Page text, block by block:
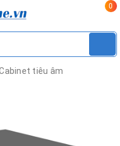
0
tiêu âm